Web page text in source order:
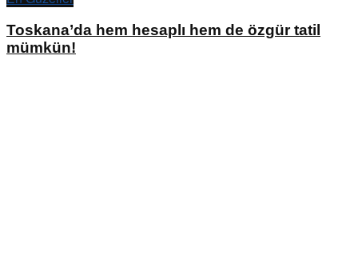
Toskana’da hem hesaplı hem de özgür tatil
mümkün!